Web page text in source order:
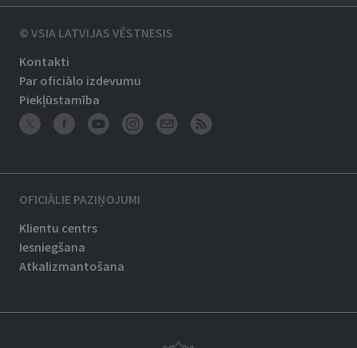
© VSIA LATVIJAS VĒSTNESIS
Kontakti
Par oficiālo izdevumu
Piekļūstamība
OFICIĀLIE PAZIŅOJUMI
Klientu centrs
Iesniegšana
Atkalizmantošana